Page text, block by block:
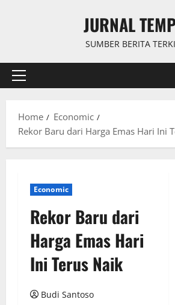
JURNAL
SUMBER BERITA
Primary
Home
Economic
Rekor Baru dari Harga Emas Hari Ini
Economic
Rekor Baru dari
Harga Emas Hari
Ini Terus Naik
Budi Santoso